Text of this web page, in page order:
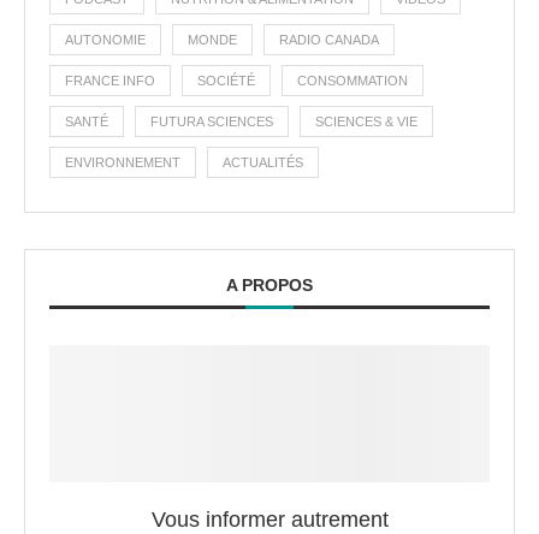
AUTONOMIE MONDE RADIO CANADA
FRANCE INFO SOCIÉTÉ CONSOMMATION
SANTÉ FUTURA SCIENCES SCIENCES & VIE
ENVIRONNEMENT ACTUALITÉS
A PROPOS
Vous informer autrement